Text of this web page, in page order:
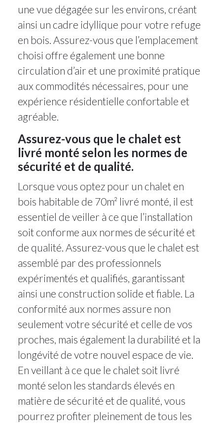
une vue dégagée sur les environs, créant
ainsi un cadre idyllique pour votre refuge
en bois. Assurez-vous que l’emplacement
choisi offre également une bonne
circulation d’air et une proximité pratique
aux commodités nécessaires, pour une
expérience résidentielle confortable et
agréable.
Assurez-vous que le chalet est
livré monté selon les normes de
sécurité et de qualité.
Lorsque vous optez pour un chalet en
bois habitable de 70m² livré monté, il est
essentiel de veiller à ce que l’installation
soit conforme aux normes de sécurité et
de qualité. Assurez-vous que le chalet est
assemblé par des professionnels
expérimentés et qualifiés, garantissant
ainsi une construction solide et fiable. La
conformité aux normes assure non
seulement votre sécurité et celle de vos
proches, mais également la durabilité et la
longévité de votre nouvel espace de vie.
En veillant à ce que le chalet soit livré
monté selon les standards élevés en
matière de sécurité et de qualité, vous
pourrez profiter pleinement de tous les